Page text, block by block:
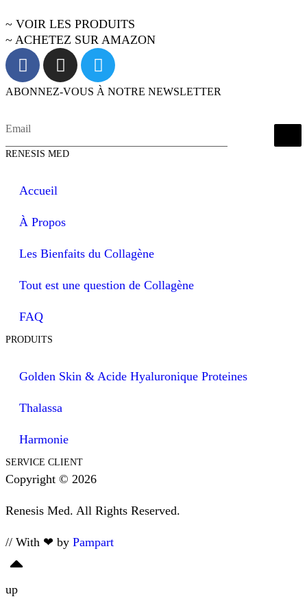
~ VOIR LES PRODUITS
~ ACHETEZ SUR AMAZON
ABONNEZ-VOUS À NOTRE NEWSLETTER
RENESIS MED
Accueil
À Propos
Les Bienfaits du Collagène
Tout est une question de Collagène
FAQ
PRODUITS
Golden Skin & Acide Hyaluronique Proteines
Thalassa
Harmonie
SERVICE CLIENT
Copyright © 2026
Renesis Med. All Rights Reserved.
// With ❤ by Pampart
up